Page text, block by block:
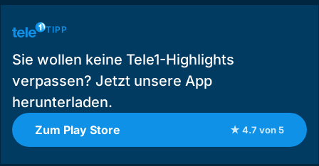
TIPP
Sie wollen keine Tele1-Highlights
verpassen? Jetzt unsere App
herunterladen.
Zum Play Store ★ 4.7 von 5